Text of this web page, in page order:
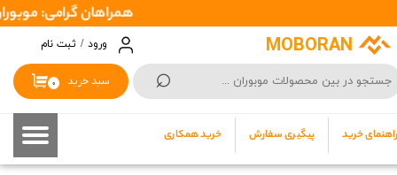
MOBORAN
⌕ ۰ سبد خرید
راهنمای خرید پیگیری سفارش خرید همکاری
ورود / ثبت نام
حساب کاربری من
تغییر گذر واژه
خروج از حساب کاربری
همراهان گرامی: موبوران سفارشات شما را در اسرع وقت (